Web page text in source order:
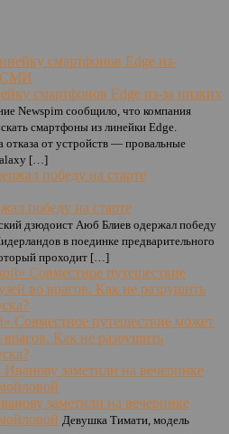
смартфонов Edge из-за низких
Newspim сообщило, что компания
смартфоны из линейки Edge.
от устройств — провальные
[…]
победу на старте
дзюдоист Аюб Блиев одержал победу
в поединке предварительного
проходит […]
Совместное путешествие может
врагов. Как не разрушить
заметили на вечеринке
Девушка Тимати, модель